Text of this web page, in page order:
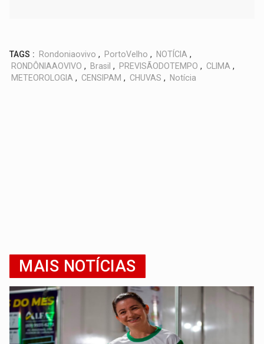
TAGS : Rondoniaovivo , PortoVelho , NOTÍCIA ,
RONDÔNIAAOVIVO , Brasil , PREVISÃODOTEMPO , CLIMA ,
METEOROLOGIA , CENSIPAM , CHUVAS , Notícia
MAIS NOTÍCIAS